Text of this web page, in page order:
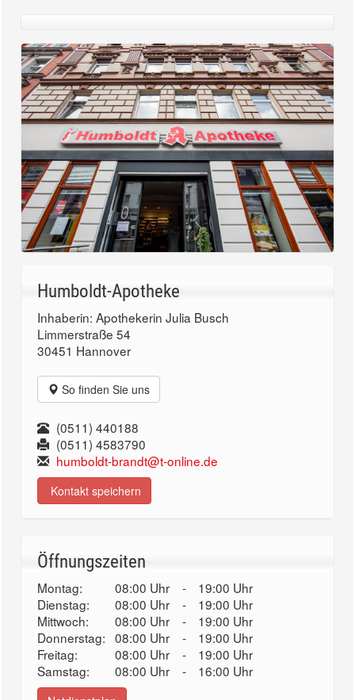
Humboldt-Apotheke
Inhaberin: Apothekerin Julia Busch
Limmerstraße 54
30451 Hannover
So finden Sie uns
(0511) 440188
(0511) 4583790
humboldt-brandt@t-online.de
Kontakt speichern
Öffnungszeiten
Montag: 08:00 Uhr -
19:00 Uhr
Dienstag:
08:00 Uhr -
19:00 Uhr
Mittwoch:
08:00 Uhr -
19:00 Uhr
Donnerstag: 08:00 Uhr -
19:00 Uhr
Freitag:
08:00 Uhr -
19:00 Uhr
Samstag:
08:00 Uhr - 16:00 Uhr